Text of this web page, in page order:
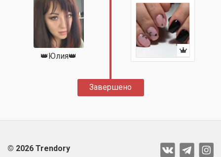
👑Юлия👑
Завершено
© 2026 Trendory